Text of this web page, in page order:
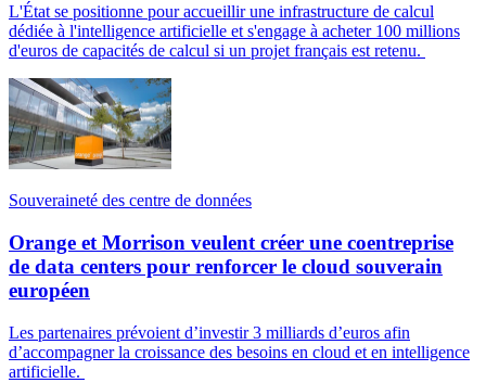
L'État se positionne pour accueillir une infrastructure de calcul
dédiée à l'intelligence artificielle et s'engage à acheter 100 millions
d'euros de capacités de calcul si un projet français est retenu.
Souveraineté des centre de données
Orange et Morrison veulent créer une coentreprise
de data centers pour renforcer le cloud souverain
européen
Les partenaires prévoient d’investir 3 milliards d’euros afin
d’accompagner la croissance des besoins en cloud et en intelligence
artificielle.